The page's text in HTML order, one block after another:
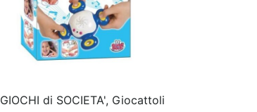
GIOCHI di SOCIETA', Giocattoli